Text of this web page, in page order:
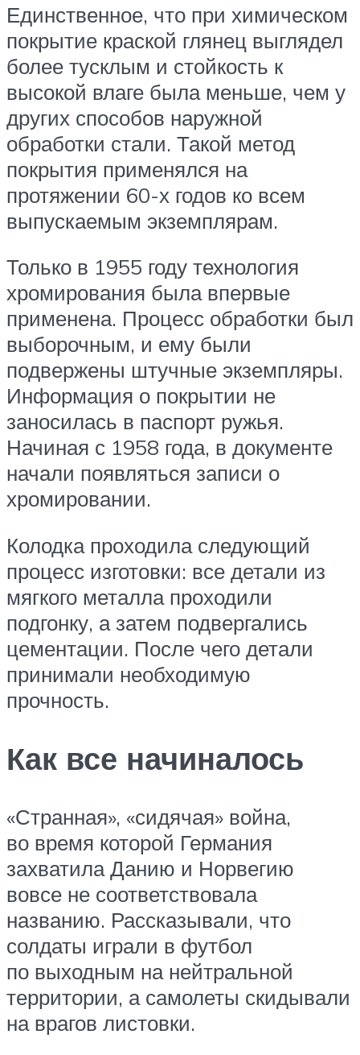
Единственное, что при химическом
покрытие краской глянец выглядел
более тусклым и стойкость к
высокой влаге была меньше, чем у
других способов наружной
обработки стали. Такой метод
покрытия применялся на
протяжении 60-х годов ко всем
выпускаемым экземплярам.
Только в 1955 году технология
хромирования была впервые
применена. Процесс обработки был
выборочным, и ему были
подвержены штучные экземпляры.
Информация о покрытии не
заносилась в паспорт ружья.
Начиная с 1958 года, в документе
начали появляться записи о
хромировании.
Колодка проходила следующий
процесс изготовки: все детали из
мягкого металла проходили
подгонку, а затем подвергались
цементации. После чего детали
принимали необходимую
прочность.
Как все начиналось
«Странная», «сидячая» война,
во время которой Германия
захватила Данию и Норвегию
вовсе не соответствовала
названию. Рассказывали, что
солдаты играли в футбол
по выходным на нейтральной
территории, а самолеты скидывали
на врагов листовки.